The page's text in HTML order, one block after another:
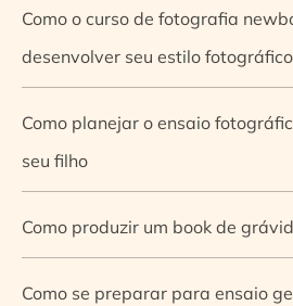
Como o curso de fotografia
desenvolver seu estilo
Como planejar o ensaio
seu filho
Como produzir um book de
Como se preparar para ensaio